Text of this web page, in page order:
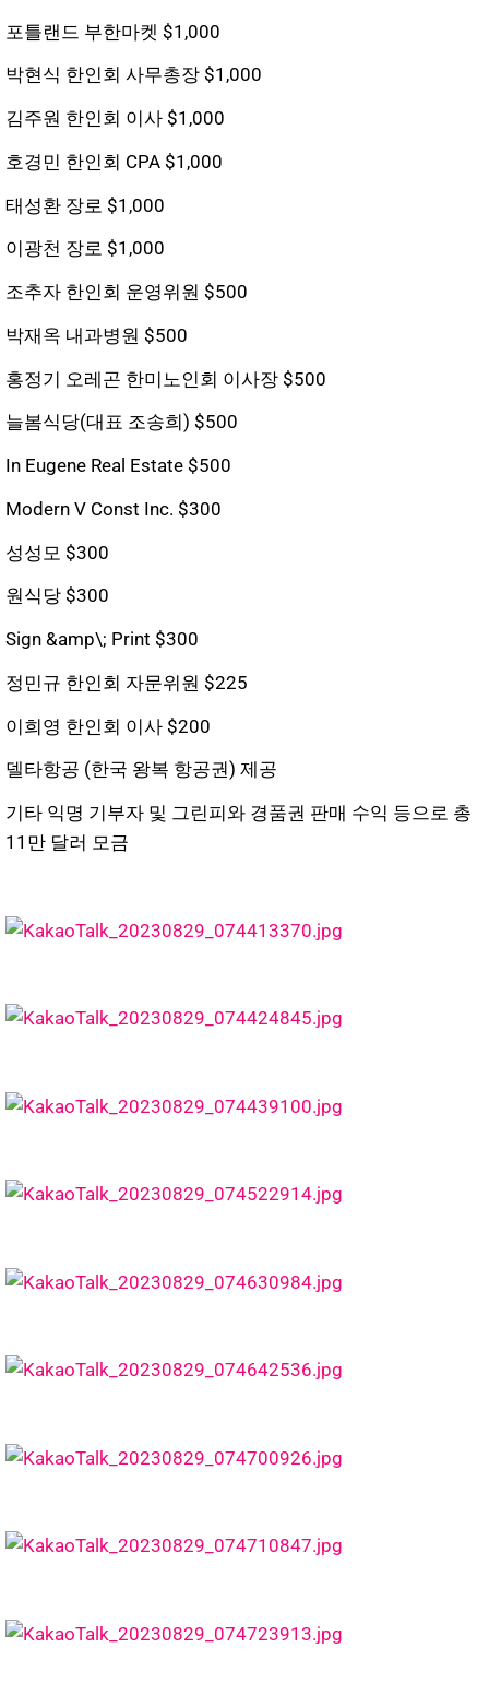
포틀랜드 부한마켓 $1,000
박현식 한인회 사무총장 $1,000
김주원 한인회 이사 $1,000
호경민 한인회 CPA $1,000
태성환 장로 $1,000
이광천 장로 $1,000
조추자 한인회 운영위원 $500
박재옥 내과병원 $500
홍정기 오레곤 한미노인회 이사장 $500
늘봄식당(대표 조송희) $500
In Eugene Real Estate $500
Modern V Const Inc. $300
성성모 $300
원식당 $300
Sign &amp\; Print $300
정민규 한인회 자문위원 $225
이희영 한인회 이사 $200
델타항공 (한국 왕복 항공권) 제공
기타 익명 기부자 및 그린피와 경품권 판매 수익 등으로 총
11만 달러 모금